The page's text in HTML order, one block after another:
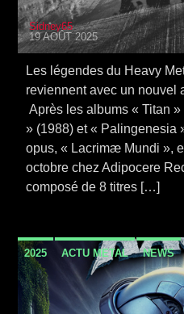
Sidney65
19 AOÛT 2025
Les légendes du Heavy
reviennent avec un nouvel
Après les albums « Titan
» (1988) et « Palingenesia
opus, « Lacrimæ Mundi »,
octobre chez Adipocere
composé de 8 titres […]
2025 ACTU METAL NEWS